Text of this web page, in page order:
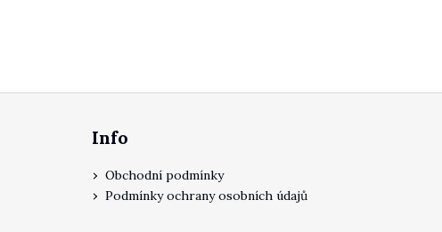
Info
Obchodní podmínky
Podmínky ochrany osobních údajů